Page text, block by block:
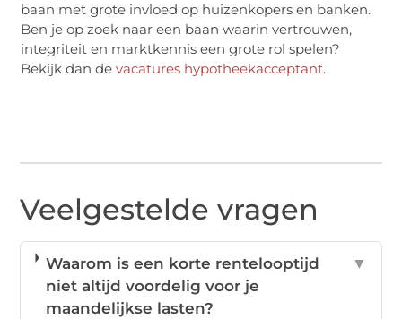
baan met grote invloed op huizenkopers en banken.
Ben je op zoek naar een baan waarin vertrouwen,
integriteit en marktkennis een grote rol spelen?
Bekijk dan devacatures hypotheekacceptant.
Veelgestelde vragen
Waarom is een korte rentelooptijd
niet altijd voordelig voor je
maandelijkse lasten?
▼